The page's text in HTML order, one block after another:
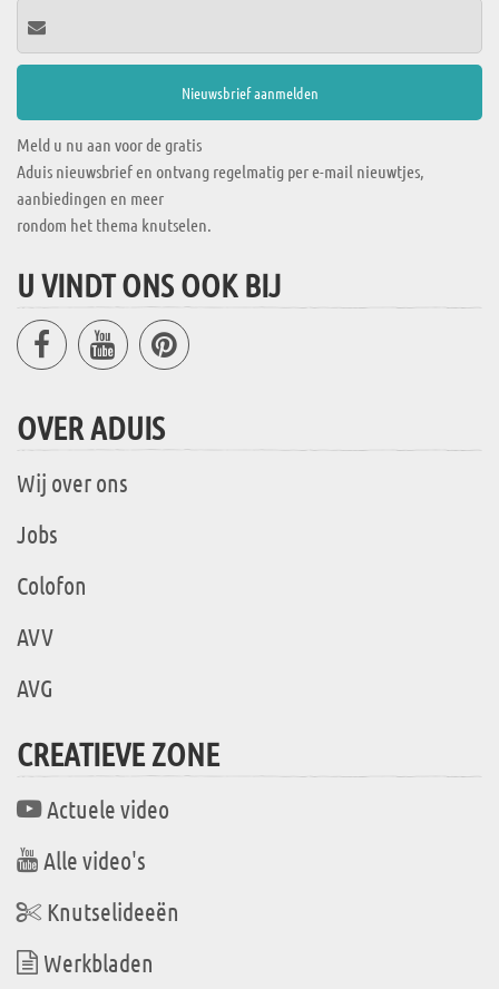
Meld u nu aan voor de gratis
Aduis nieuwsbrief en ontvang regelmatig per e-mail nieuwtjes,
aanbiedingen en meer
rondom het thema knutselen.
U VINDT ONS OOK BIJ
OVER ADUIS
Wij over ons
Jobs
Colofon
AVV
AVG
CREATIEVE ZONE
Actuele video
Alle video's
Knutselideeën
Werkbladen